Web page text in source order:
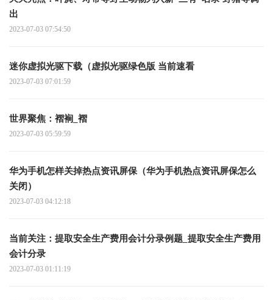
出
2023-07-03 07:54:50
迷你虚拟光驱下载（虚拟光驱绿色版 当前速看
2023-07-03 07:01:59
世界聚焦：褶裥_褶
2023-07-03 05:59:59
华为手机怎样关掉热点资讯屏保（华为手机热点资讯屏保怎么
关闭）
2023-07-03 04:12:18
当前关注：提取安全生产费用会计分录例题_提取安全生产费用
会计分录
2023-07-03 01:11:19